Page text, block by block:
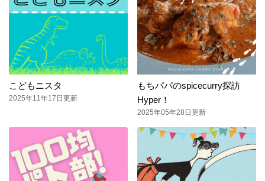
こどもニスタ
2025年11年17日更新
もちパパのspicecurry探訪
Hyper！
2025年05年28日更新